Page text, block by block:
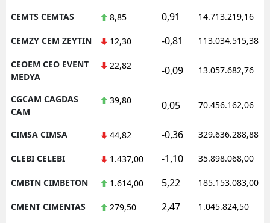
CEMTS CEMTAS 8,85 0,91 14.713.219,16
CEMZY CEM ZEYTIN 12,30 -0,81 113.034.515,38
CEOEM CEO EVENT
MEDYA
22,82 -0,09 13.057.682,76
CGCAM CAGDAS
CAM
39,80 0,05 70.456.162,06
CIMSA CIMSA 44,82 -0,36 329.636.288,88
CLEBI CELEBI 1.437,00 -1,10 35.898.068,00
CMBTN CIMBETON 1.614,00 5,22 185.153.083,00
CMENT CIMENTAS 279,50 2,47 1.045.824,50